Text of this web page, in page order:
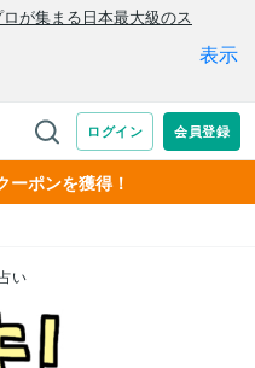
ーポンを獲得！
い